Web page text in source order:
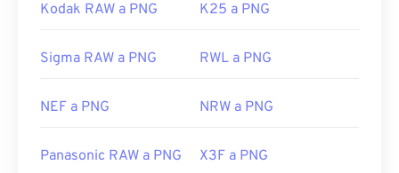
Kodak RAW a PNG K25 a PNG
Sigma RAW a PNG RWL a PNG
NEF a PNG NRW a PNG
Panasonic RAW a PNG X3F a PNG